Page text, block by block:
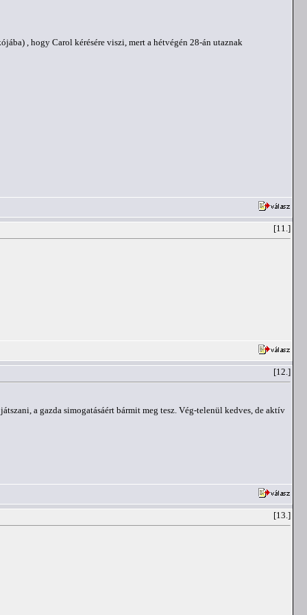
, hogy Carol kérésére viszi, mert a hétvégén 28-án utaznak
[11.]
[12.]
a gazda simogatásáért bármit meg tesz. Vég-telenül kedves, de aktív
[13.]